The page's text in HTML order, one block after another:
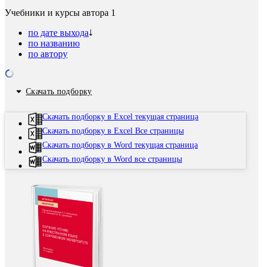
Учебники и курсы автора 1
по дате выхода
по названию
по автору
Скачать подборку
Скачать подборку в Excel текущая страница
Скачать подборку в Excel Все страницы
Скачать подборку в Word текущая страница
Скачать подборку в Word все страницы